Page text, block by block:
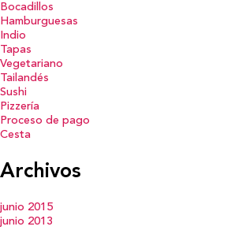
Bocadillos
Hamburguesas
Indio
Tapas
Vegetariano
Tailandés
Sushi
Pizzería
Proceso de pago
Cesta
Archivos
junio 2015
junio 2013